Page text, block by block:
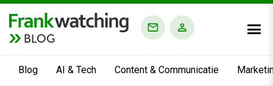
BLOG
Blog AI & Tech Content & Communicatie